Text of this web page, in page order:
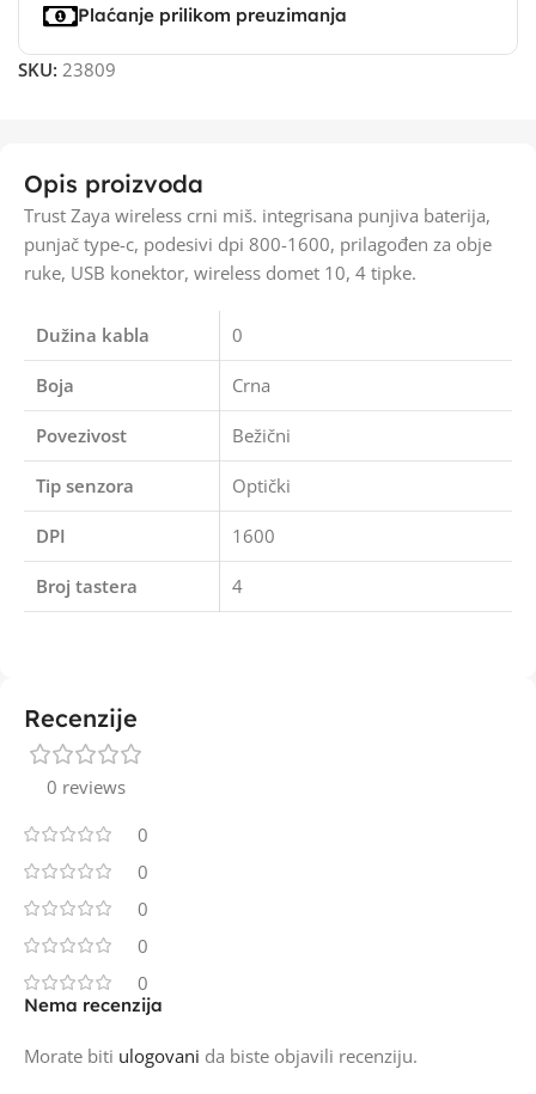
Plaćanje prilikom preuzimanja
SKU: 23809
Opis proizvoda
Trust Zaya wireless crni miš. integrisana punjiva baterija,
punjač type-c, podesivi dpi 800-1600, prilagođen za obje
ruke, USB konektor, wireless domet 10, 4 tipke.
Dužina kabla 0
Boja Crna
Povezivost Bežični
Tip senzora Optički
DPI 1600
Broj tastera 4
Recenzije
0 reviews
0
0
0
0
0
Nema recenzija
Morate biti ulogovani da biste objavili recenziju.